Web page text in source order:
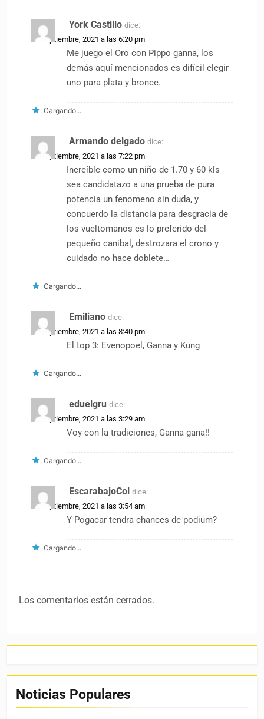
York Castillo dice:
18 septiembre, 2021 a las 6:20 pm
Me juego el Oro con Pippo ganna, los
demás aquí mencionados es difícil elegir
uno para plata y bronce.
Cargando...
Armando delgado dice:
18 septiembre, 2021 a las 7:22 pm
Increíble como un niño de 1.70 y 60 kls
sea candidatazo a una prueba de pura
potencia un fenomeno sin duda, y
concuerdo la distancia para desgracia de
los vueltomanos es lo preferido del
pequeño canibal, destrozara el crono y
cuidado no hace doblete…
Cargando...
Emiliano dice:
18 septiembre, 2021 a las 8:40 pm
El top 3: Evenopoel, Ganna y Kung
Cargando...
eduelgru dice:
19 septiembre, 2021 a las 3:29 am
Voy con la tradiciones, Ganna gana!!
Cargando...
EscarabajoCol dice:
19 septiembre, 2021 a las 3:54 am
Y Pogacar tendra chances de podium?
Cargando...
Los comentarios están cerrados.
Noticias Populares